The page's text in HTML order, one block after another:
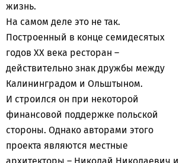
жизнь.
На самом деле это не так.
Построенный в конце семидесятых
годов ХХ века ресторан –
действительно знак дружбы между
Калининградом и Ольштыном.
И строился он при некоторой
финансовой поддержке польской
стороны. Однако авторами этого
проекта являются местные